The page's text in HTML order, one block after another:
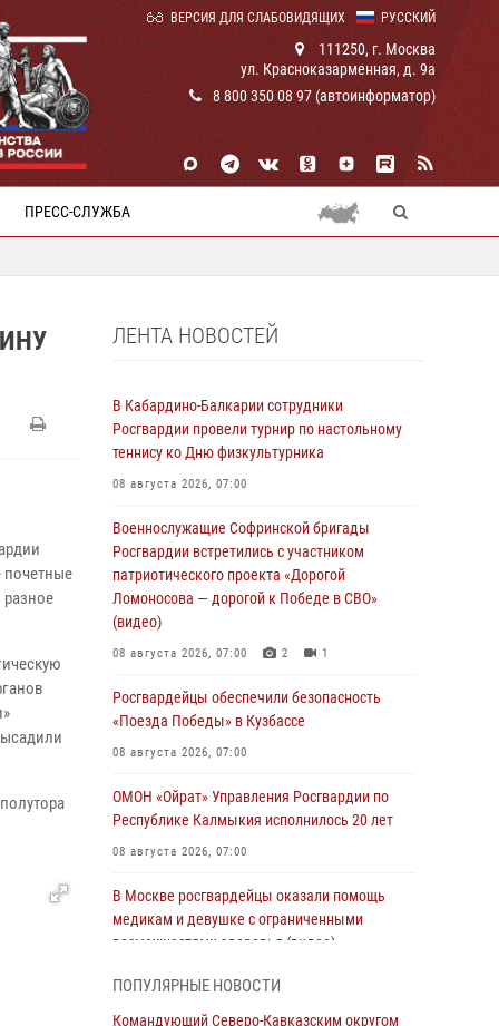
РУССКИЙ
ВЕРСИЯ ДЛЯ СЛАБОВИДЯЩИХ
111250, г. Москва
ул. Красноказарменная, д. 9а
8 800 350 08 97 (автоинформатор)
ПРЕСС-СЛУЖБА
почетные
ЛЕНТА НОВОСТЕЙ
В Кабардино-Балкарии сотрудники
Росгвардии провели турнир по настольному
теннису ко Дню физкультурника
08 августа 2026, 07:00
Военнослужащие Софринской бригады
Росгвардии встретились с участником
патриотического проекта «Дорогой
Ломоносова — дорогой к Победе в СВО»
(видео)
08 августа 2026, 07:00 2 1
Росгвардейцы обеспечили безопасность
«Поезда Победы» в Кузбассе
08 августа 2026, 07:00
ОМОН «Ойрат» Управления Росгвардии по
Республике Калмыкия исполнилось 20 лет
08 августа 2026, 07:00
В Москве росгвардейцы оказали помощь
медикам и девушке с ограниченными
возможностями здоровья (видео)
Спецназ Росгвардии в Марий Эл почтил
ПОПУЛЯРНЫЕ НОВОСТИ
Командующий Северо-Кавказским округом